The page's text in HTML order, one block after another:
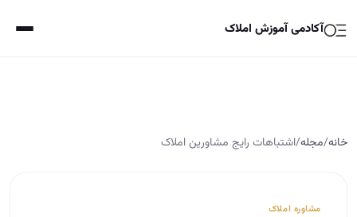
آکادمی آموزش املاک
خانه/مجله/اشتباهات رایج مشاورین املاک
مشاوره املاک